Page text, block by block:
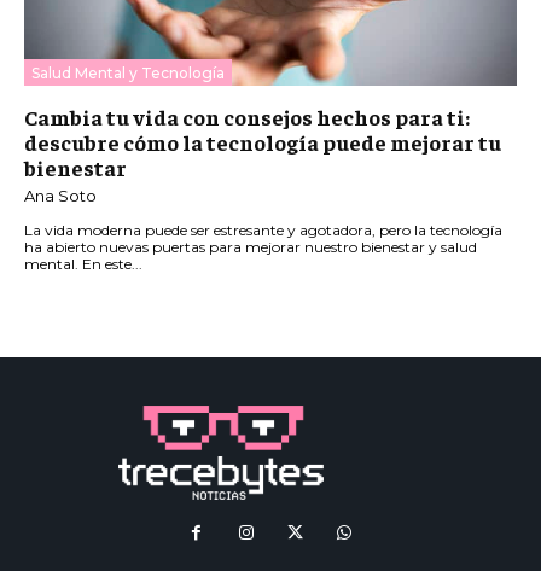
Salud Mental y Tecnología
Cambia tu vida con consejos hechos para ti:
descubre cómo la tecnología puede mejorar tu
bienestar
Ana Soto
La vida moderna puede ser estresante y agotadora, pero la tecnología
ha abierto nuevas puertas para mejorar nuestro bienestar y salud
mental. En este...